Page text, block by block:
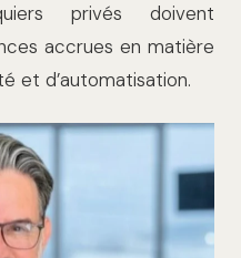
privés doivent
accrues en matière
et d’automatisation.